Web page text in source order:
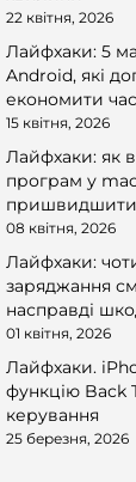
22 квітня, 2026
Лайфхаки: 5
Android, які
економити час
15 квітня, 2026
Лайфхаки: як
програм у
08 квітня, 2026
Лайфхаки:
заряджання
насправді
01 квітня, 2026
Лайфхаки.
функцію Back
керування
25 березня, 2026